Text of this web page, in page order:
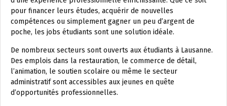
pour financer leurs études, acquérir de nouvelles
compétences ou simplement gagner un peu d’argent de
poche, les jobs étudiants sont une solution idéale.
De nombreux secteurs sont ouverts aux étudiants à Lausanne.
Des emplois dans la restauration, le commerce de détail,
l’animation, le soutien scolaire ou même le secteur
administratif sont accessibles aux jeunes en quête
d’opportunités professionnelles.